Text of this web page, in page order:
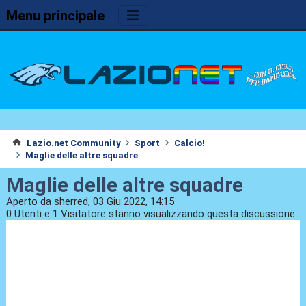
Menu principale
Lazio.net Community Sport
Calcio!
Maglie delle altre squadre
Maglie delle altre squadre
Aperto da sherred, 03 Giu 2022, 14:15
0 Utenti e 1 Visitatore stanno visualizzando questa discussione.